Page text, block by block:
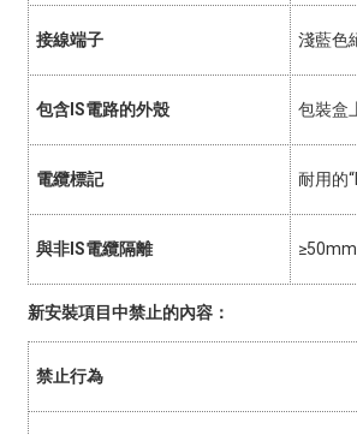
接線端子 淺藍色
包含IS電路的外殼 包裝盒
電纜標記 耐用的
與非IS電纜隔離
新安裝項目中禁止的內容：
禁止行為